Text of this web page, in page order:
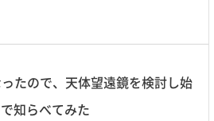
たので、天体望遠鏡を検討し始
知らべてみた